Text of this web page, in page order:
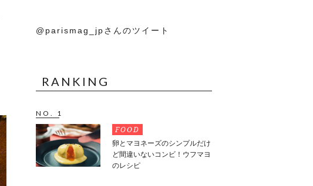
@parismag_jpさんのツイート
RANKING
NO. 1
FOOD
卵とマヨネーズのシンプルだけ
ど間違いないコンビ！ウフマヨ
のレシピ